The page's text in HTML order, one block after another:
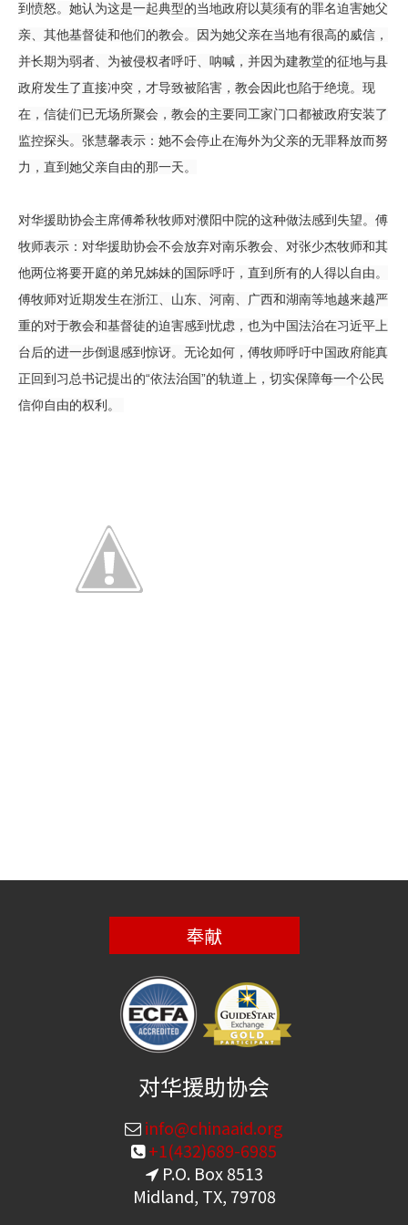
到愤怒。她认为这是一起典型的当地政府以莫须有的罪名迫害她父
亲、其他基督徒和他们的教会。因为她父亲在当地有很高的威信，
并长期为弱者、为被侵权者呼吁、呐喊，并因为建教堂的征地与县
政府发生了直接冲突，才导致被陷害，教会因此也陷于绝境。现
在，信徒们已无场所聚会，教会的主要同工家门口都被政府安装了
监控探头。张慧馨表示：她不会停止在海外为父亲的无罪释放而努
力，直到她父亲自由的那一天。
对华援助协会主席傅希秋牧师对濮阳中院的这种做法感到失望。傅
牧师表示：对华援助协会不会放弃对南乐教会、对张少杰牧师和其
他两位将要开庭的弟兄姊妹的国际呼吁，直到所有的人得以自由。
傅牧师对近期发生在浙江、山东、河南、广西和湖南等地越来越严
重的对于教会和基督徒的迫害感到忧虑，也为中国法治在习近平上
台后的进一步倒退感到惊讶。无论如何，傅牧师呼吁中国政府能真
正回到习总书记提出的“依法治国”的轨道上，切实保障每一个公民
信仰自由的权利。
奉献
对华援助协会
info@chinaaid.org
+1(432)689-6985
P.O. Box 8513
Midland, TX, 79708